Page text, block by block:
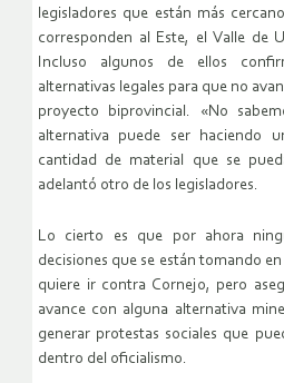
legisladores que están más
corresponden al Este, el Valle de
Incluso algunos de ellos
alternativas legales para que no
proyecto biprovincial. «No
alternativa puede ser haciendo
cantidad de material que se
adelantó otro de los legisladores.
Lo cierto es que por ahora
decisiones que se están tomando
quiere ir contra Cornejo, pero
avance con alguna alternativa
generar protestas sociales que
dentro del oficialismo.